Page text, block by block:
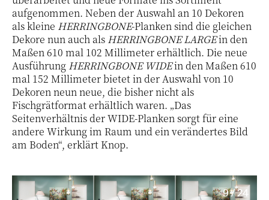
aufgenommen. Neben der Auswahl an 10 Dekoren
als kleine HERRINGBONE-Planken sind die gleichen
Dekore nun auch als HERRINGBONE LARGEin den
Maßen 610 mal 102 Millimeter erhältlich. Die neue
Ausführung HERRINGBONE WIDEin den Maßen 610
mal 152 Millimeter bietet in der Auswahl von 10
Dekoren neun neue, die bisher nicht als
Fischgrätformat erhältlich waren. „Das
Seitenverhältnis der WIDE-Planken sorgt für eine
andere Wirkung im Raum und ein verändertes Bild
am Boden“, erklärt Knop.
9 / 24